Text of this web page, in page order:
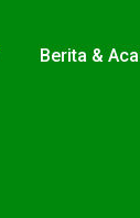
Berita &